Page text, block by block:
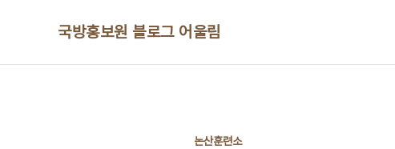
국방홍보원 블로그 어울림
논산훈련소